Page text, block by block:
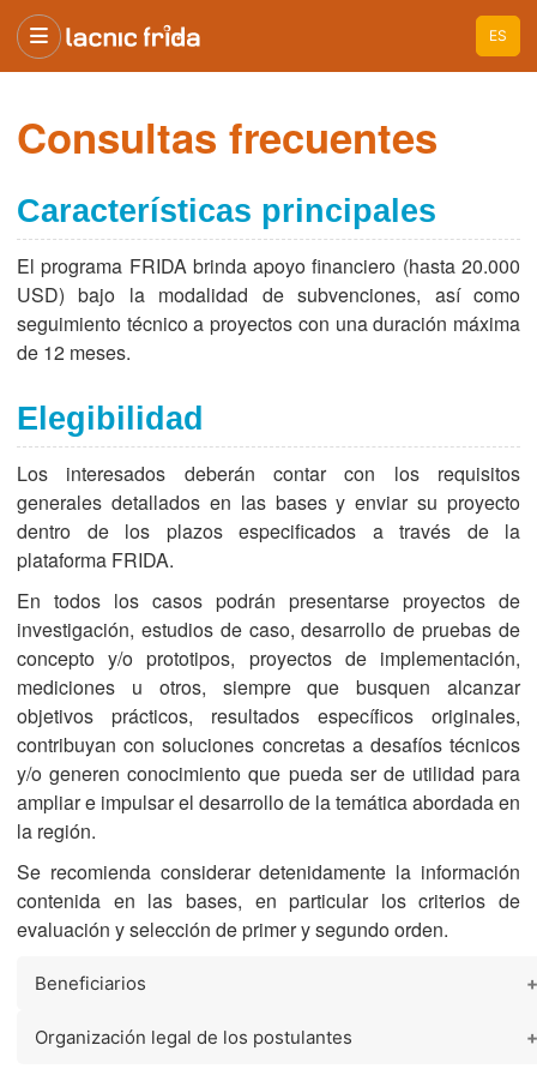
ES
Consultas frecuentes
Características principales
El programa FRIDA brinda apoyo financiero (hasta 20.000
USD) bajo la modalidad de subvenciones, así como
seguimiento técnico a proyectos con una duración máxima
de 12 meses.
Elegibilidad
Los interesados deberán contar con los requisitos
generales detallados en las bases y enviar su proyecto
dentro de los plazos especificados a través de la
plataforma FRIDA.
En todos los casos podrán presentarse proyectos de
investigación, estudios de caso, desarrollo de pruebas de
concepto y/o prototipos, proyectos de implementación,
mediciones u otros, siempre que busquen alcanzar
objetivos prácticos, resultados específicos originales,
contribuyan con soluciones concretas a desafíos técnicos
y/o generen conocimiento que pueda ser de utilidad para
ampliar e impulsar el desarrollo de la temática abordada en
la región.
Se recomienda considerar detenidamente la información
contenida en las bases, en particular los criterios de
evaluación y selección de primer y segundo orden.
Beneficiarios
Organización legal de los postulantes